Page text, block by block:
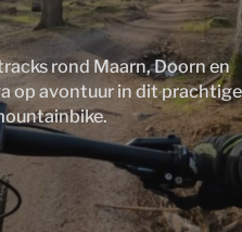
rond Maarn, Doorn en
op avontuur in dit prachtige